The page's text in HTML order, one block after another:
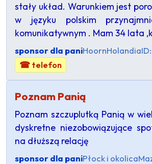
stały układ. Warunkiem jest
w języku polskim
komunikatywnym . Mam 34 lata
sponsor dla paniHoornHolandia
☎ telefon
Poznam Panią
Poznam szczuplutką Panią w
dyskretne niezobowiązujące
na dłuższą relację
sponsor dla paniPłock i okolica